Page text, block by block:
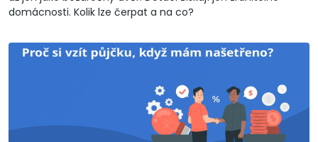
domácnosti. Kolik lze čerpat a na co?